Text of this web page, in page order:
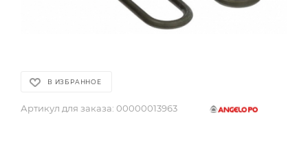
В ИЗБРАННОЕ
Артикул для заказа: 00000013963